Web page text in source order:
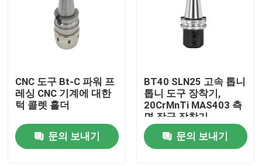
CNC 도구 Bt-C 파워 프
레싱 CNC 기계에 대한
턱 콜렛 홀더
문의 보내기
BT40 SLN25 고속 톱니
톱니 도구 장착기,
20CrMnTi MAS403 측
면 잠금 장착기
문의 보내기